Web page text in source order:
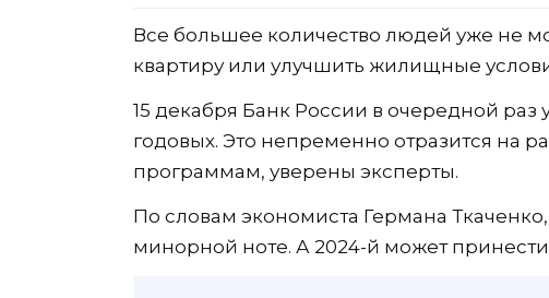
Все большее количество людей уже не
квартиру или улучшить жилищные
15 декабря Банк России в очередной раз
годовых. Это непременно отразится на
программам, уверены эксперты.
По словам экономиста Германа
минорной ноте. А 2024-й может